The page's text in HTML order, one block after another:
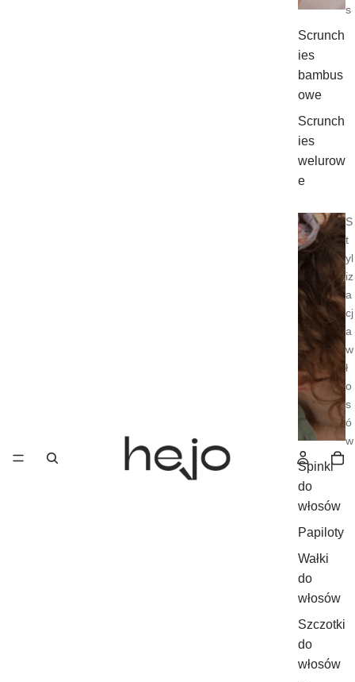
s
Scrunch
ies
bambus
owe
Scrunch
ies
welurow
e
S
t
yl
iz
a
cj
a
w
ł
o
s
ó
w
Spinki
do
włosów
Papiloty
Wałki
do
włosów
Szczotki
do
włosów